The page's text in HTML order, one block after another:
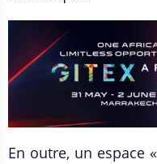
En outre, un espace «